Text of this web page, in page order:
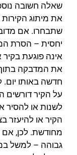
שאלה חשובה
את מיתוג
שתבחרו. אם
יחסית – הסרת
אינה פוגעת
את המדבקה בתוך
חדשה באותו יום.
על הקיר דורשים
לשנות או להסיר
הקיר או להיעזר
מחודשת. לכן,
גבוהה – למשל